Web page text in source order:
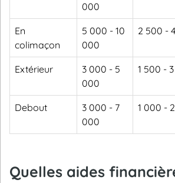
000
En
colimaçon
5 000 - 10
000
2 500 -
Extérieur
3 000 - 5
000
1 500 -
Debout
3 000 - 7
000
1 000 -
Quelles aides